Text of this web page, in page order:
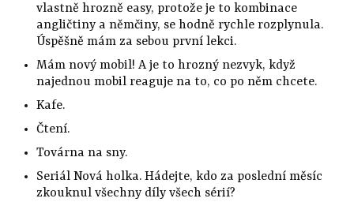
vlastně hrozně easy, protože je to kombinace
angličtiny a němčiny, se hodně rychle rozplynula.
Úspěšně mám za sebou první lekci.
Mám nový mobil! A je to hrozný nezvyk, když
najednou mobil reaguje na to, co po něm chcete.
Kafe.
Čtení.
Továrna na sny.
Seriál Nová holka. Hádejte, kdo za poslední měsíc
zkouknul všechny díly všech sérií?